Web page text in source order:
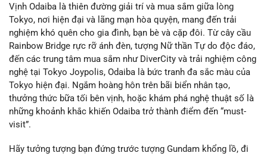
Vịnh Odaiba là thiên đường giải trí và mua sắm giữa lòng
Tokyo, nơi hiện đại và lãng mạn hòa quyện, mang đến trải
nghiệm khó quên cho gia đình, bạn bè và cặp đôi. Từ cây cầu
Rainbow Bridge rực rỡ ánh đèn, tượng Nữ thần Tự do độc đáo,
đến các trung tâm mua sắm như DiverCity và trải nghiệm công
nghệ tại Tokyo Joypolis, Odaiba là bức tranh đa sắc màu của
Tokyo hiện đại. Ngắm hoàng hôn trên bãi biển nhân tạo,
thưởng thức bữa tối bên vịnh, hoặc khám phá nghệ thuật số là
những khoảnh khắc khiến Odaiba trở thành điểm đến “must-
visit”.
Hãy tưởng tượng bạn đứng trước tượng Gundam khổng lồ, đi